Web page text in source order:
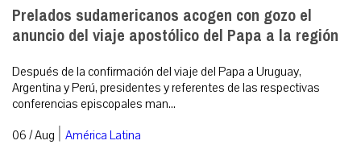
Prelados sudamericanos acogen con gozo el
anuncio del viaje apostólico del Papa a la región
Después de la confirmación del viaje del Papa a Uruguay,
Argentina y Perú, presidentes y referentes de las respectivas
conferencias episcopales man...
06 / Aug | América Latina